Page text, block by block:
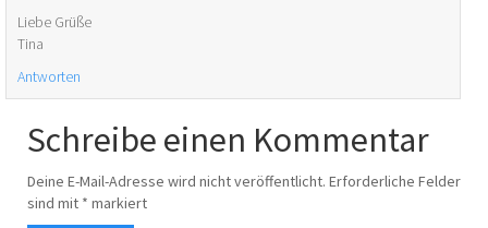
Liebe Grüße
Tina
Antworten
Schreibe einen Kommentar
Deine E-Mail-Adresse wird nicht veröffentlicht. Erforderliche Felder
sind mit * markiert